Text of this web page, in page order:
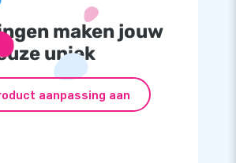
maken jouw
uniek
aanpassing aan